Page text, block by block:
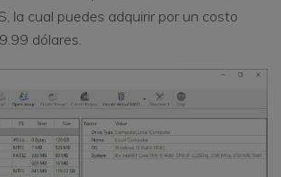
la cual puedes adquirir por un costo
dólares.